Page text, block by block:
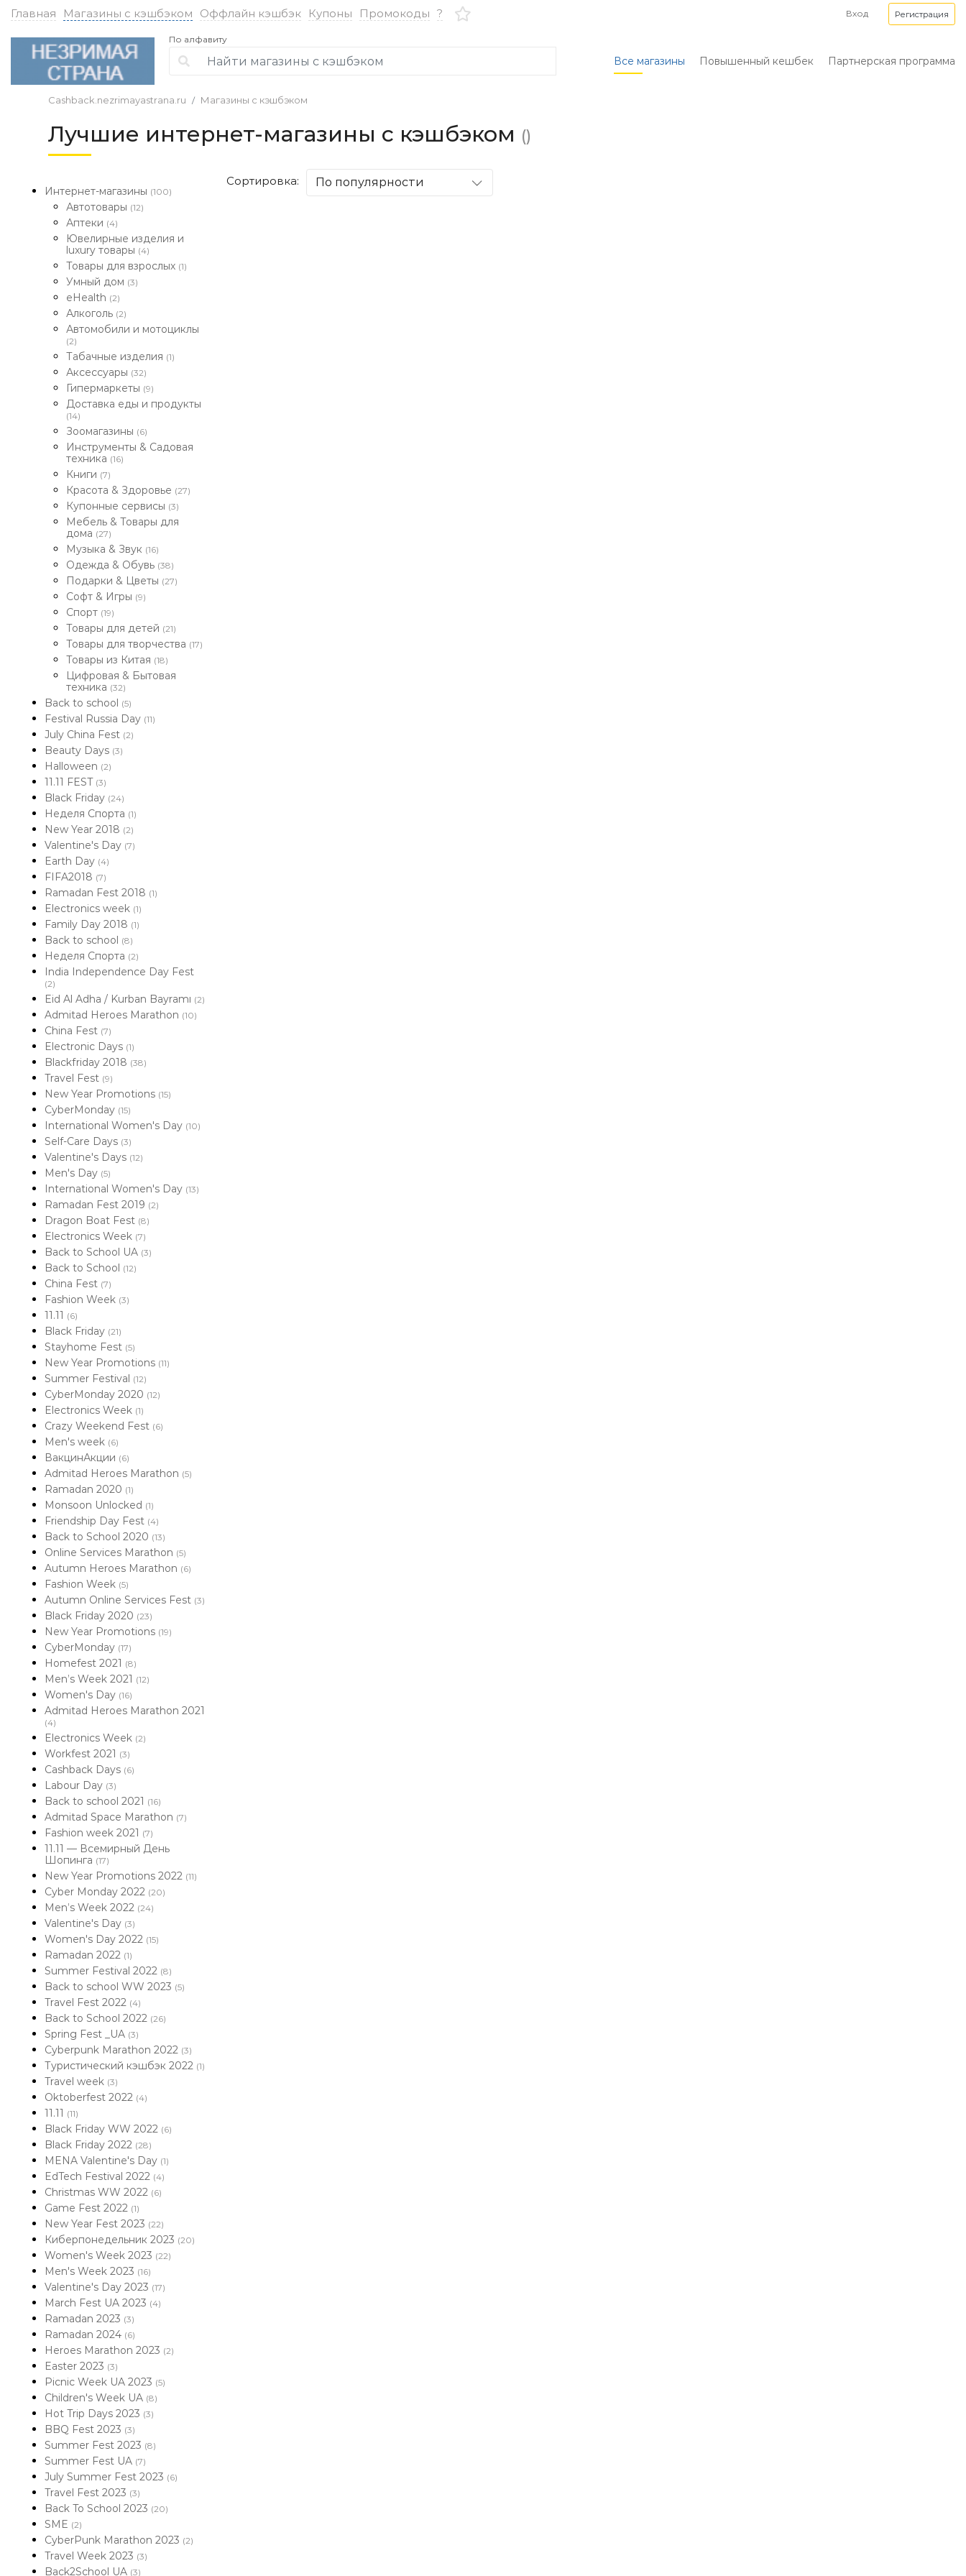
Главная Магазины с кэшбэком Оффлайн кэшбэк Купоны Промокоды ? Вход Регистрация
По алфавиту
Все магазины Повышенный кешбек Партнерская программа
Cashback.nezrimayastrana.ru Магазины с кэшбэком
Лучшие интернет-магазины с кэшбэком ()
Интернет-магазины (100)
Автотовары (12)
Аптеки (4)
Ювелирные изделия и
luxury товары (4)
Товары для взрослых (1)
Умный дом (3)
eHealth (2)
Алкоголь (2)
Автомобили и мотоциклы
(2)
Табачные изделия (1)
Аксессуары (32)
Гипермаркеты (9)
Доставка еды и продукты
(14)
Зоомагазины (6)
Инструменты & Садовая
техника (16)
Книги (7)
Красота & Здоровье (27)
Купонные сервисы (3)
Мебель & Товары для
дома (27)
Музыка & Звук (16)
Одежда & Обувь (38)
Подарки & Цветы (27)
Софт & Игры (9)
Спорт (19)
Товары для детей (21)
Товары для творчества (17)
Товары из Китая (18)
Цифровая & Бытовая
техника (32)
Back to school (5)
Festival Russia Day (11)
July China Fest (2)
Beauty Days (3)
Halloween (2)
11.11 FEST (3)
Black Friday (24)
Неделя Спорта (1)
New Year 2018 (2)
Valentine's Day (7)
Earth Day (4)
FIFA2018 (7)
Ramadan Fest 2018 (1)
Electronics week (1)
Family Day 2018 (1)
Back to school (8)
Неделя Спорта (2)
India Independence Day Fest
(2)
Eid Al Adha / Kurban Bayramı (2)
Admitad Heroes Marathon (10)
China Fest (7)
Electronic Days (1)
Blackfriday 2018 (38)
Travel Fest (9)
New Year Promotions (15)
CyberMonday (15)
International Women's Day (10)
Self-Care Days (3)
Valentine's Days (12)
Men's Day (5)
International Women's Day (13)
Ramadan Fest 2019 (2)
Dragon Boat Fest (8)
Electronics Week (7)
Back to School UA (3)
Back to School (12)
China Fest (7)
Fashion Week (3)
11.11 (6)
Black Friday (21)
Stayhome Fest (5)
New Year Promotions (11)
Summer Festival (12)
CyberMonday 2020 (12)
Electronics Week (1)
Crazy Weekend Fest (6)
Men's week (6)
ВакцинАкции (6)
Admitad Heroes Marathon (5)
Ramadan 2020 (1)
Monsoon Unlocked (1)
Friendship Day Fest (4)
Back to School 2020 (13)
Online Services Marathon (5)
Autumn Heroes Marathon (6)
Fashion Week (5)
Autumn Online Services Fest (3)
Black Friday 2020 (23)
New Year Promotions (19)
CyberMonday (17)
Homefest 2021 (8)
Men’s Week 2021 (12)
Women's Day (16)
Admitad Heroes Marathon 2021
(4)
Electronics Week (2)
Workfest 2021 (3)
Cashback Days (6)
Labour Day (3)
Back to school 2021 (16)
Admitad Space Marathon (7)
Fashion week 2021 (7)
11.11 — Всемирный День
Шопинга (17)
New Year Promotions 2022 (11)
Cyber Monday 2022 (20)
Men’s Week 2022 (24)
Valentine's Day (3)
Women's Day 2022 (15)
Ramadan 2022 (1)
Summer Festival 2022 (8)
Back to school WW 2023 (5)
Travel Fest 2022 (4)
Back to School 2022 (26)
Spring Fest _UA (3)
Cyberpunk Marathon 2022 (3)
Туристический кэшбэк 2022 (1)
Travel week (3)
Oktoberfest 2022 (4)
11.11 (11)
Black Friday WW 2022 (6)
Black Friday 2022 (28)
MENA Valentine's Day (1)
EdTech Festival 2022 (4)
Christmas WW 2022 (6)
Game Fest 2022 (1)
New Year Fest 2023 (22)
Киберпонедельник 2023 (20)
Women's Week 2023 (22)
Men's Week 2023 (16)
Valentine's Day 2023 (17)
March Fest UA 2023 (4)
Ramadan 2023 (3)
Ramadan 2024 (6)
Heroes Marathon 2023 (2)
Easter 2023 (3)
Picnic Week UA 2023 (5)
Children's Week UA (8)
Hot Trip Days 2023 (3)
BBQ Fest 2023 (3)
Summer Fest 2023 (8)
Summer Fest UA (7)
July Summer Fest 2023 (6)
Travel Fest 2023 (3)
Back To School 2023 (20)
SME (2)
CyberPunk Marathon 2023 (2)
Travel Week 2023 (3)
Back2School UA (3)
Сортировка: По популярности